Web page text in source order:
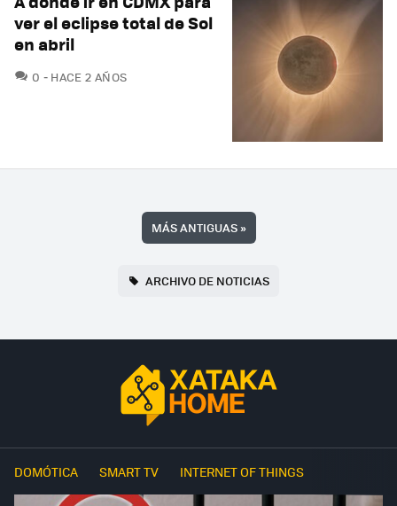
ver el eclipse total de Sol
en abril
0 COMENTARIOS
HACE 2 AÑOS
MÁS ANTIGUAS»
ARCHIVO DE NOTICIAS
DOMÓTICA SMART TV INTERNET OF THINGS